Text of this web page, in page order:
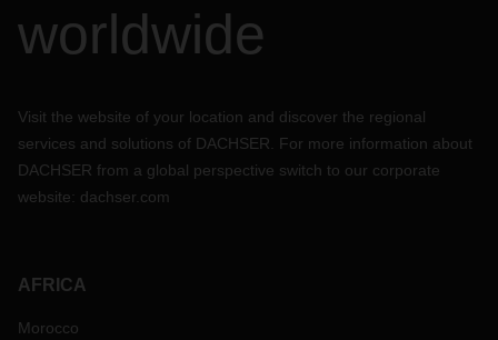
worldwide
Visit the website of your location and discover the regional
services and solutions of DACHSER. For more information about
DACHSER from a global perspective switch to our corporate
website: dachser.com
AFRICA
Morocco